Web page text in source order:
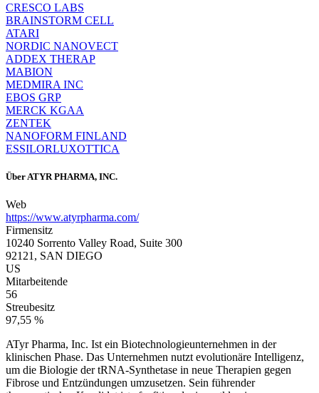
CRESCO LABS
BRAINSTORM CELL
ATARI
NORDIC NANOVECT
ADDEX THERAP
MABION
MEDMIRA INC
EBOS GRP
MERCK KGAA
ZENTEK
NANOFORM FINLAND
ESSILORLUXOTTICA
Über ATYR PHARMA, INC.
Web
https://www.atyrpharma.com/
Firmensitz
10240 Sorrento Valley Road, Suite 300
92121, SAN DIEGO
US
Mitarbeitende
56
Streubesitz
97,55 %
ATyr Pharma, Inc. Ist ein Biotechnologieunternehmen in der
klinischen Phase. Das Unternehmen nutzt evolutionäre Intelligenz,
um die Biologie der tRNA-Synthetase in neue Therapien gegen
Fibrose und Entzündungen umzusetzen. Sein führender